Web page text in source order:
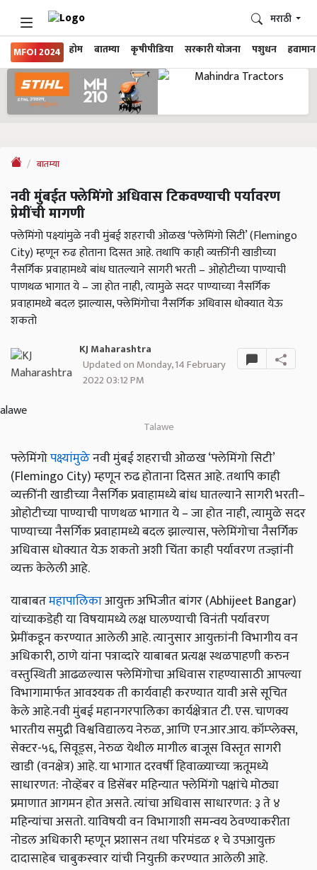
MFOI 2024 होम बातम्या कृषीपीडिया सरकारी योजना पशुधन हवामान
मराठी
बातम्या
नवी मुंबईत फ्लेमिंगो अधिवास टिकवण्याची पर्यावरण
प्रेमींची मागणी
फ्लेमिंगो पक्ष्यांमुळे नवी मुंबई शहराची ओळख ‘फ्लेमिंगो सिटी’ (Flemingo
City) म्हणून रुढ होताना दिसत आहे. तथापि काही व्यक्तींनी खाडीच्या
नैसर्गिक प्रवाहामध्ये बांध घातल्याने सागरी भरती – ओहोटीच्या पाण्याची
पाणथळ भागात ये – जा होत नाही, त्यामुळे सदर पाण्याच्या नैसर्गिक
प्रवाहामध्ये बदल झाल्यास, फ्लेमिंगोचा नैसर्गिक अधिवास धोक्यात येऊ
शकतो
KJ Maharashtra
Updated on Monday, 14 February
2022 03:12 PM
Talawe
फ्लेमिंगोपक्ष्यांमुळेनवी मुंबई शहराची ओळख ‘फ्लेमिंगो सिटी’
(Flemingo City) म्हणून रुढ होताना दिसत आहे. तथापि काही
व्यक्तींनी खाडीच्या नैसर्गिक प्रवाहामध्ये बांध घातल्याने सागरी भरती–
ओहोटीच्या पाण्याची पाणथळ भागात ये – जा होत नाही, त्यामुळे सदर
पाण्याच्या नैसर्गिक प्रवाहामध्ये बदल झाल्यास, फ्लेमिंगोचा नैसर्गिक
अधिवास धोक्यात येऊ शकतो अशी चिंता काही पर्यावरण तज्ज्ञांनी
व्यक्त केलेली आहे.
याबाबतमहापालिकाआयुक्त अभिजीत बांगर (Abhijeet Bangar)
यांच्याकडेही या विषयामध्ये लक्ष घालण्याची विनंती पर्यावरण
प्रेमींकडून करण्यात आलेली आहे. त्यानुसार आयुक्तांनी विभागीय वन
अधिकारी, ठाणे यांना पत्राव्दारे याबाबत प्रत्यक्ष स्थळपाहणी करुन
वस्तुस्थिती आढळल्यास फ्लेमिंगोचा अधिवास राहण्यासाठी आपल्या
विभागामार्फत आवश्यक ती कार्यवाही करण्यात यावी असे सूचित
केले आहे.नवी मुंबई महानगरपालिका कार्यक्षेत्रात टी. एस. चाणक्य
भारतीय समुद्री विश्वविद्यालय नेरुळ, आणि एन.आर.आय. कॉम्प्लेक्स,
सेक्टर-५६, सिवूड्स, नेरुळ येथील मागील बाजूस विस्तृत सागरी
खाडी (वनक्षेत्र) आहे. या भागात दरवर्षी हिवाळ्याच्या ऋतूमध्ये
साधारणत: नोव्हेंबर व डिसेंबर महिन्यात फ्लेमिंगो पक्षांचे मोठ्या
प्रमाणात आगमन होत असते. त्यांचा अधिवास साधारणत: ३ ते ४
महिन्यांचा असतो. याविषयी वन विभागाशी समन्वय ठेवण्याकरीता
नोडल अधिकारी म्हणून प्रशासन तथा परिमंडळ १ चे उपआयुक्त
दादासाहेब चाबुकस्वार यांची नियुक्ती करण्यात आलेली आहे.